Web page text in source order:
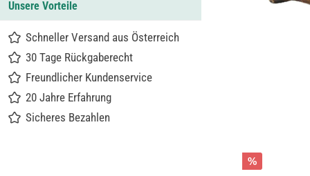
Unsere Vorteile
Schneller Versand aus Österreich
30 Tage Rückgaberecht
Freundlicher Kundenservice
20 Jahre Erfahrung
Sicheres Bezahlen
%